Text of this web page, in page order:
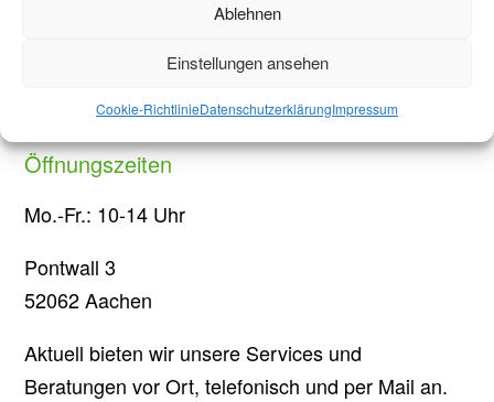
Ablehnen
Einstellungen ansehen
Cookie-RichtlinieDatenschutzerklärungImpressum
gegen Sparmaßnahmen an Hochschulen in NRW
Briefwahl bei Stichwahl
Kommunalwahlen in Aachen: Jede Stimme zählt!
Öffnungszeiten
Mo.-Fr.: 10-14 Uhr
Pontwall 3
52062 Aachen
Aktuell bieten wir unsere Services und
Beratungen vor Ort, telefonisch und per Mail an.